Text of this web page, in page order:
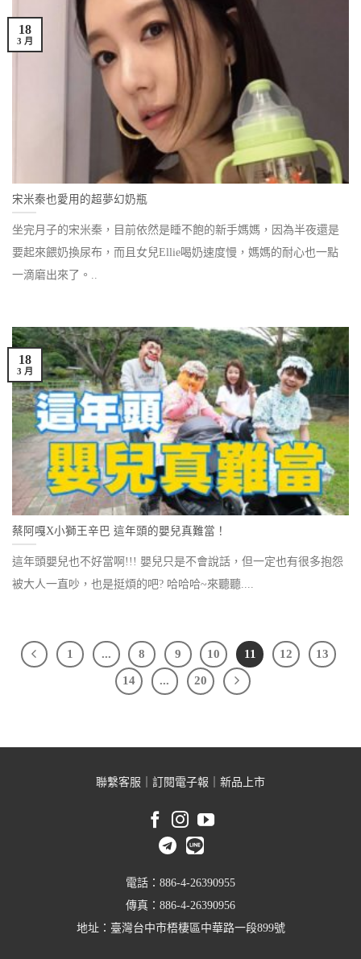
宋米秦也愛用的超夢幻奶瓶
坐完月子的宋米秦，目前依然是睡不飽的新手媽媽，因為半夜還是
要起來餵奶換尿布，而且女兒Ellie喝奶速度慢，媽媽的耐心也一點
一滴磨出來了。..
18
3 月
蔡阿嘎X小獅王辛巴 這年頭的嬰兒真難當！
這年頭嬰兒也不好當啊!!! 嬰兒只是不會說話，但一定也有很多抱怨
被大人一直吵，也是挺煩的吧? 哈哈哈~來聽聽....
18
3 月
1 ... 8 9 10 11 12 13
14 ... 20
聯繫客服 訂閱電子報 新品上市
電話：886-4-26390955
傳真：886-4-26390956
地址：臺灣台中市梧棲區中華路一段899號